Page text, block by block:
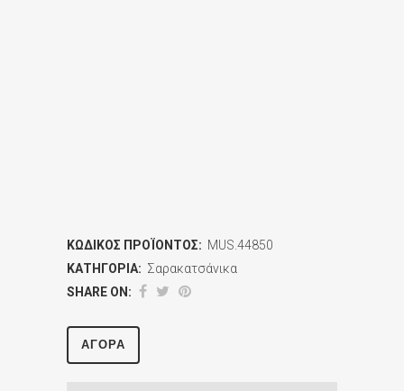
ΚΩΔΙΚΌΣ ΠΡΟΪΌΝΤΟΣ: MUS.44850
ΚΑΤΗΓΟΡΊΑ: Σαρακατσάνικα
SHARE ON:
ΑΓΟΡΆ